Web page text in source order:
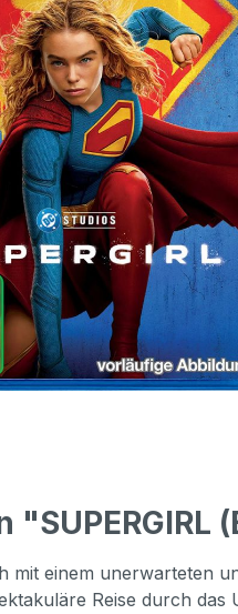
mit einem unerwarteten
Reise durch